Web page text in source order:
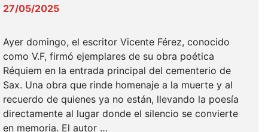
27/05/2025
Ayer domingo, el escritor Vicente Férez, conocido
como V.F, firmó ejemplares de su obra poética
Réquiem en la entrada principal del cementerio de
Sax. Una obra que rinde homenaje a la muerte y al
recuerdo de quienes ya no están, llevando la poesía
directamente al lugar donde el silencio se convierte
en memoria. El autor …